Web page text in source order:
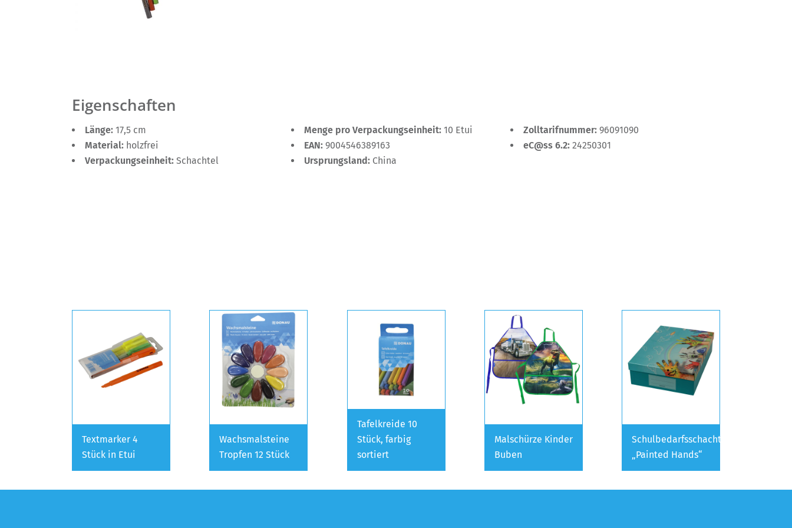
Eigenschaften
Länge: 17,5 cm
Material: holzfrei
Verpackungseinheit: Schachtel
Menge pro Verpackungseinheit: 10 Etui
EAN: 9004546389163
Ursprungsland: China
Zolltarifnummer: 96091090
eC@ss 6.2: 24250301
Textmarker 4
Stück in Etui
Wachsmalsteine
Tropfen 12 Stück
Tafelkreide 10
Stück, farbig
sortiert
Malschürze Kinder
Buben
Schulbedarfsschachtel
„Painted Hands“